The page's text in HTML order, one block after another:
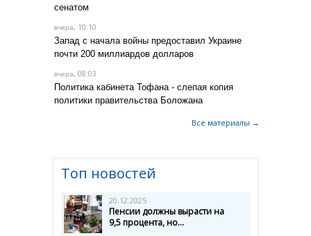
сенатом
вчера, 10:10
Запад с начала войны предоставил Украине
почти 200 миллиардов долларов
вчера, 08:03
Политика кабинета Тофана - слепая копия
политики правительства Боложана
Все материалы →
Топ новостей
20.12.2025
Пенсии должны вырасти на
9,5 процента, но...